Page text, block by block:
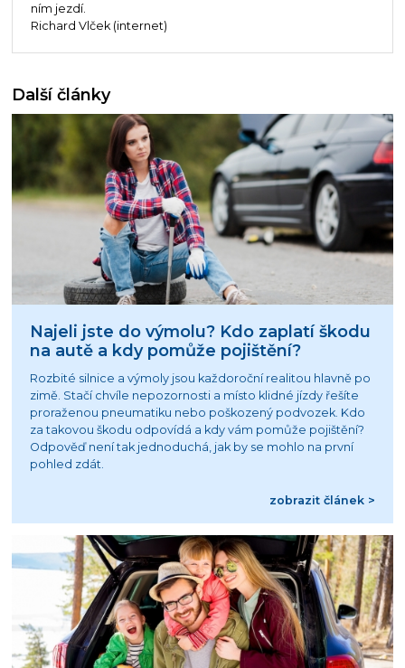
ním jezdí.
Richard Vlček (internet)
Další články
Najeli jste do výmolu? Kdo zaplatí škodu
na autě a kdy pomůže pojištění?
Rozbité silnice a výmoly jsou každoroční realitou hlavně po
zimě. Stačí chvíle nepozornosti a místo klidné jízdy řešíte
proraženou pneumatiku nebo poškozený podvozek. Kdo
za takovou škodu odpovídá a kdy vám pomůže pojištění?
Odpověď není tak jednoduchá, jak by se mohlo na první
pohled zdát.
zobrazit článek >